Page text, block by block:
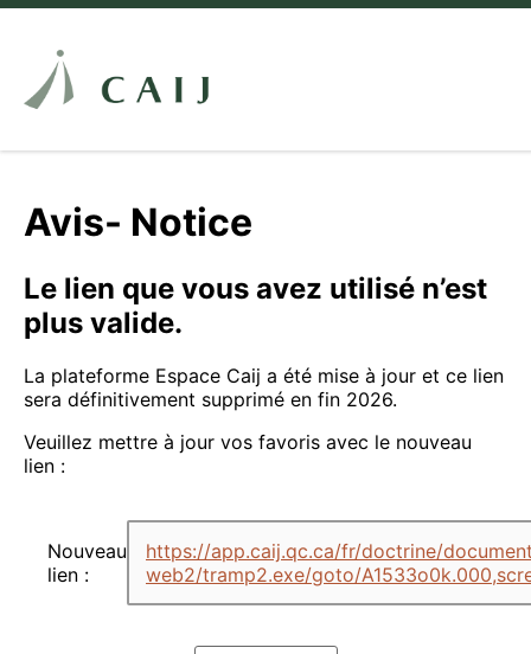
Avis- Notice
Le lien que vous avez utilisé n’est
plus valide.
La plateforme Espace Caij a été mise à jour et ce lien
sera définitivement supprimé en fin 2026.
Veuillez mettre à jour vos favoris avec le nouveau
lien :
Nouveau
lien :
https://app.caij.qc.ca/fr/doctrine/
web2/tramp2.exe/goto/